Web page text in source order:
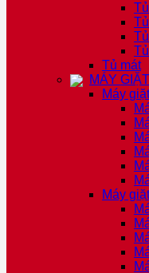
Tủ mát
MÁY
Máy
Máy